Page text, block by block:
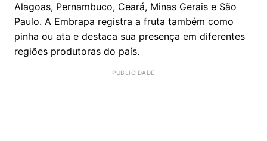
Alagoas, Pernambuco, Ceará, Minas Gerais e São
Paulo. A Embrapa registra a fruta também como
pinha ou ata e destaca sua presença em diferentes
regiões produtoras do país.